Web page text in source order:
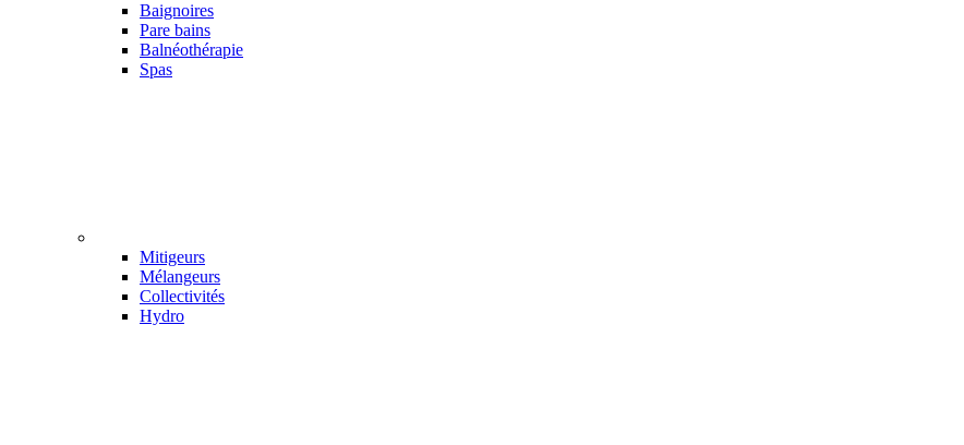
Baignoires
Pare bains
Balnéothérapie
Spas
Mitigeurs
Mélangeurs
Collectivités
Hydro